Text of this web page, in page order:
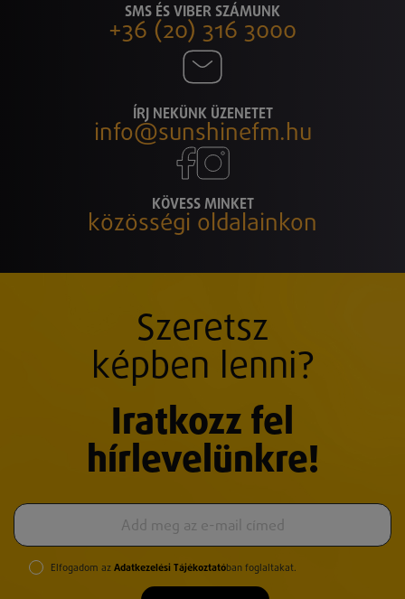
SMS ÉS VIBER SZÁMUNK
+36 (20) 316 3000
ÍRJ NEKÜNK ÜZENETET
info@sunshinefm.hu
KÖVESS MINKET
közösségi oldalainkon
Szeretsz
képben lenni?
Iratkozz fel
hírlevelünkre!
Elfogadom az Adatkezelési Tájékoztatóban foglaltakat.